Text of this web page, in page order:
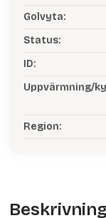
Golvyta:
Status:
ID:
Uppvärmning/
Region: